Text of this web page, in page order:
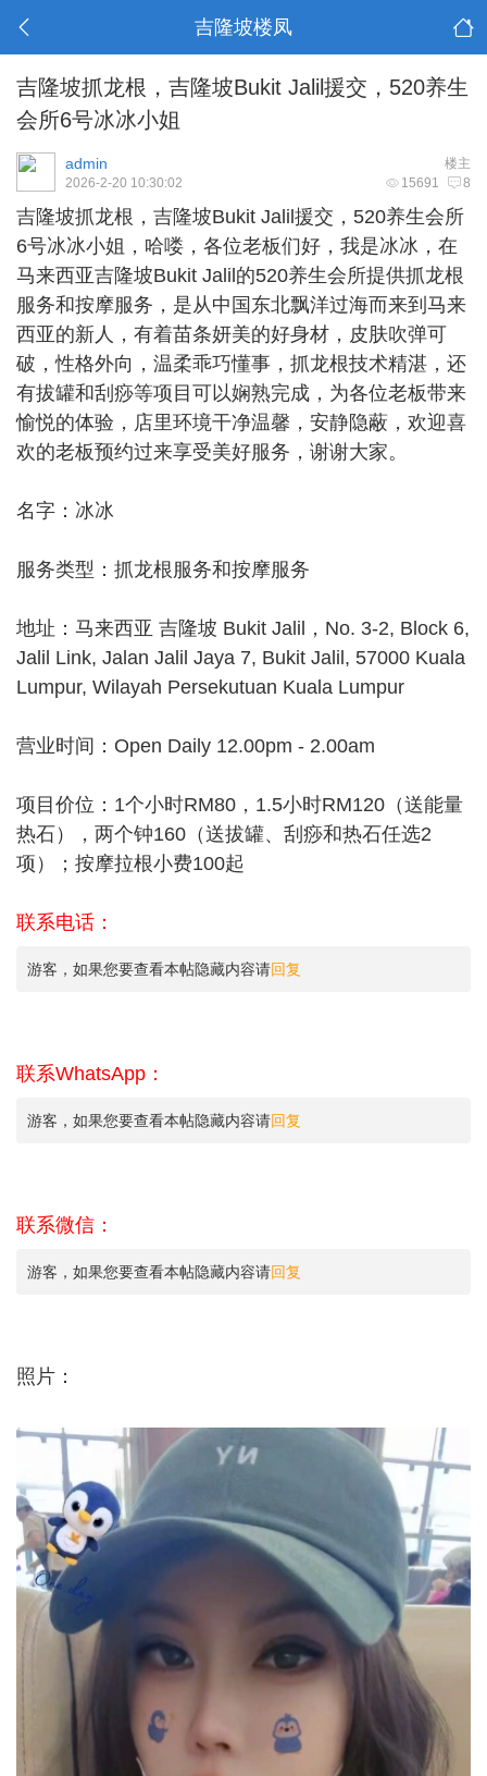
吉隆坡楼凤
吉隆坡抓龙根，吉隆坡Bukit Jalil援交，520养生
会所6号冰冰小姐
楼主
admin
15691 8
2026-2-20 10:30:02
吉隆坡抓龙根 ，吉隆坡Bukit Jalil援交，520养生会所
6号冰冰小姐，哈喽，各位老板们好，我是冰冰，在
马来西亚吉隆坡Bukit Jalil的520养生会所提供抓龙根
服务和按摩服务，是从中国东北飘洋过海而来到马来
西亚的新人，有着苗条妍美的好身材，皮肤吹弹可
破，性格外向，温柔乖巧懂事，抓龙根技术精湛，还
有拔罐和刮痧等项目可以娴熟完成，为各位老板带来
愉悦的体验，店里环境干净温馨，安静隐蔽，欢迎喜
欢的老板预约过来享受美好服务，谢谢大家。
名字：冰冰
服务类型：抓龙根服务和按摩服务
地址：马来西亚 吉隆坡 Bukit Jalil，No. 3-2, Block 6,
Jalil Link, Jalan Jalil Jaya 7, Bukit Jalil, 57000 Kuala
Lumpur, Wilayah Persekutuan Kuala Lumpur
营业时间：Open Daily 12.00pm - 2.00am
项目价位：1个小时RM80，1.5小时RM120（送能量
热石），两个钟160（送拔罐、刮痧和热石任选2
项）；按摩拉根小费100起
联系电话：
游客，如果您要查看本帖隐藏内容请回复
联系WhatsApp：
游客，如果您要查看本帖隐藏内容请回复
联系微信：
游客，如果您要查看本帖隐藏内容请回复
照片：